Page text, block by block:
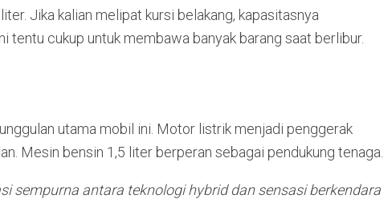
Jika kalian melipat kursi belakang, kapasitasnya
tentu cukup untuk membawa banyak barang saat berlibur.
utama mobil ini. Motor listrik menjadi penggerak
Mesin bensin 1,5 liter berperan sebagai pendukung tenaga.
sempurna antara teknologi hybrid dan sensasi berkendara